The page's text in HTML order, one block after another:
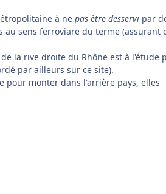
à ne pas être desservi par
sens ferroviare du terme (assurant
la rive droite du Rhône est à l'étude
par ailleurs sur ce site).
pour monter dans l'arrière pays, elles